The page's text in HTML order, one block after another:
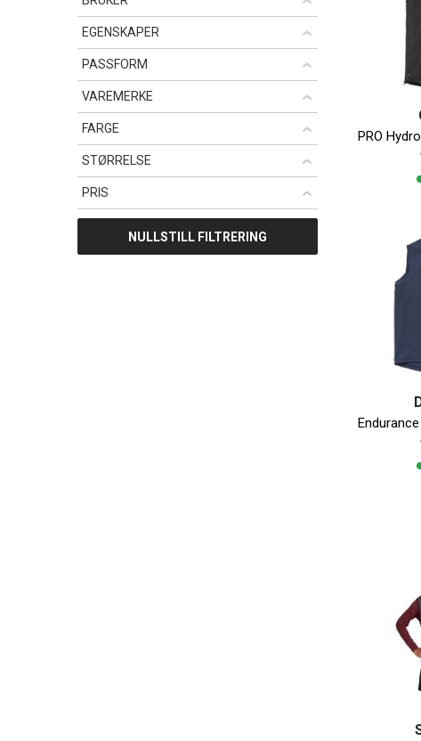
EGENSKAPER
PASSFORM
VAREMERKE
FARGE
STØRRELSE
PRIS
NULLSTILL FILTRERING